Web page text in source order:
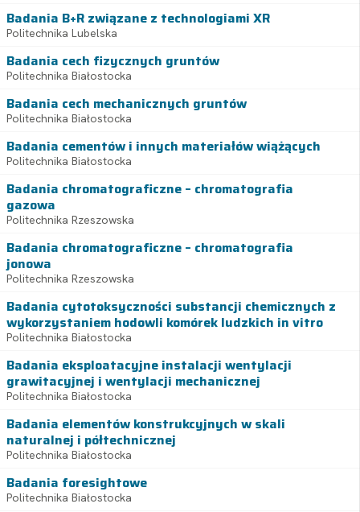
Badania B+R związane z technologiami XR
Politechnika Lubelska
Badania cech fizycznych gruntów
Politechnika Białostocka
Badania cech mechanicznych gruntów
Politechnika Białostocka
Badania cementów i innych materiałów wiążących
Politechnika Białostocka
Badania chromatograficzne – chromatografia
gazowa
Politechnika Rzeszowska
Badania chromatograficzne – chromatografia
jonowa
Politechnika Rzeszowska
Badania cytotoksyczności substancji chemicznych z
wykorzystaniem hodowli komórek ludzkich in vitro
Politechnika Białostocka
Badania eksploatacyjne instalacji wentylacji
grawitacyjnej i wentylacji mechanicznej
Politechnika Białostocka
Badania elementów konstrukcyjnych w skali
naturalnej i półtechnicznej
Politechnika Białostocka
Badania foresightowe
Politechnika Białostocka